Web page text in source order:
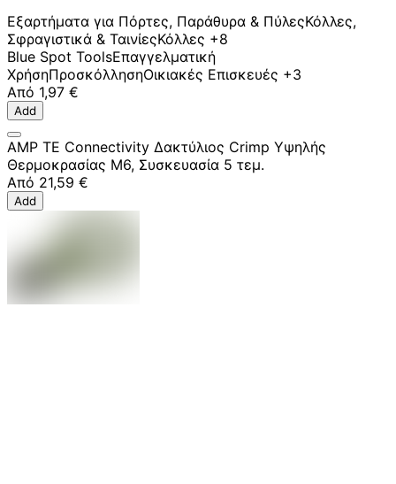
Εξαρτήματα για Πόρτες, Παράθυρα & ΠύλεςΚόλλες,
Σφραγιστικά & ΤαινίεςΚόλλες +8
Blue Spot ToolsΕπαγγελματική
ΧρήσηΠροσκόλλησηΟικιακές Επισκευές +3
Από 1,97 €
Add
AMP TE Connectivity Δακτύλιος Crimp Υψηλής
Θερμοκρασίας M6, Συσκευασία 5 τεμ.
Από 21,59 €
Add